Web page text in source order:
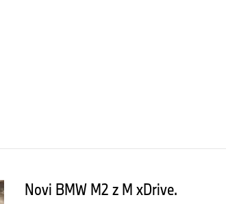
Novi BMW M2 z M xDrive.